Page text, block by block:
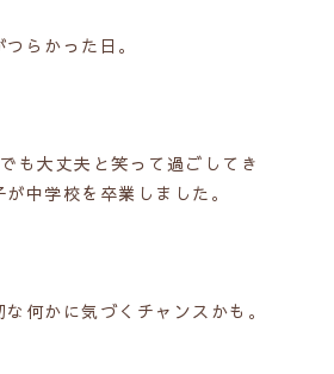
らかった日。
も大丈夫と笑って過ごしてき
中学校を卒業しました。
何かに気づくチャンスかも。